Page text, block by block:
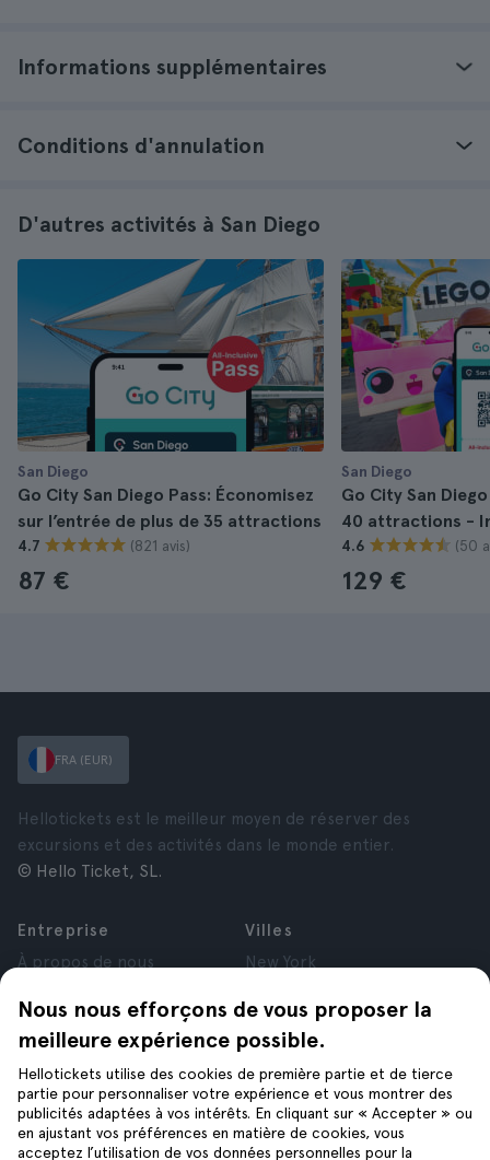
Informations supplémentaires
Conditions d'annulation
D'autres activités à San Diego
San Diego
Go City San Diego Pass: Économisez
sur l’entrée de plus de 35 attractions
4.7 (821 avis)
87 €
San Diego
Go City San
40 attractions -
4.6 (50
129 €
Nous nous efforçons de vous proposer la
meilleure expérience possible.
Hellotickets utilise des cookies de première partie et de tierce
partie pour personnaliser votre expérience et vous montrer des
publicités adaptées à vos intérêts. En cliquant sur « Accepter » ou
en ajustant vos préférences en matière de cookies, vous
acceptez l’utilisation de vos données personnelles pour la
FRA (EUR)
Hellotickets est le meilleur moyen de réserver des
excursions et des activités dans le monde entier.
© Hello Ticket, SL.
Entreprise
À propos de nous
Affiliés
Avis
Confidentialité
Conditions générales
Mentions Légales
Cookies
Villes
New York
Paris
Londres
Grenade
Cracovie
Tenerife